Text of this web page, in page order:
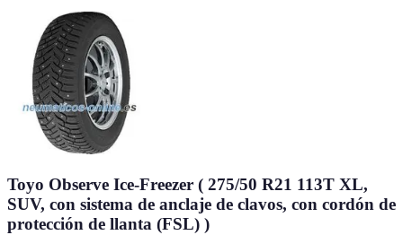
Toyo Observe Ice-Freezer ( 275/50 R21 113T XL,
SUV, con sistema de anclaje de clavos, con cordón de
protección de llanta (FSL) )